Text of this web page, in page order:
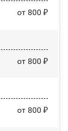
от 800 ₽
от 800 ₽
от 800 ₽